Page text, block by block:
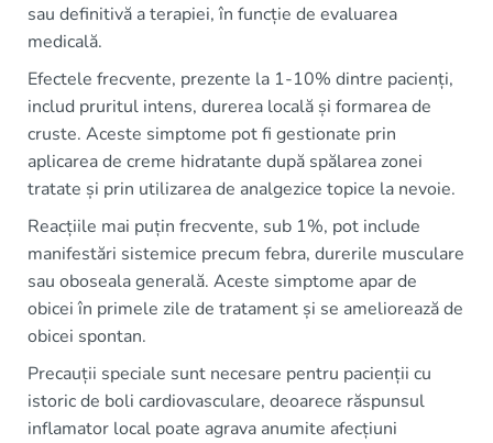
sau definitivă a terapiei, în funcție de evaluarea
medicală.
Efectele frecvente, prezente la 1-10% dintre pacienți,
includ pruritul intens, durerea locală și formarea de
cruste. Aceste simptome pot fi gestionate prin
aplicarea de creme hidratante după spălarea zonei
tratate și prin utilizarea de analgezice topice la nevoie.
Reacțiile mai puțin frecvente, sub 1%, pot include
manifestări sistemice precum febra, durerile musculare
sau oboseala generală. Aceste simptome apar de
obicei în primele zile de tratament și se ameliorează de
obicei spontan.
Precauții speciale sunt necesare pentru pacienții cu
istoric de boli cardiovasculare, deoarece răspunsul
inflamator local poate agrava anumite afecțiuni